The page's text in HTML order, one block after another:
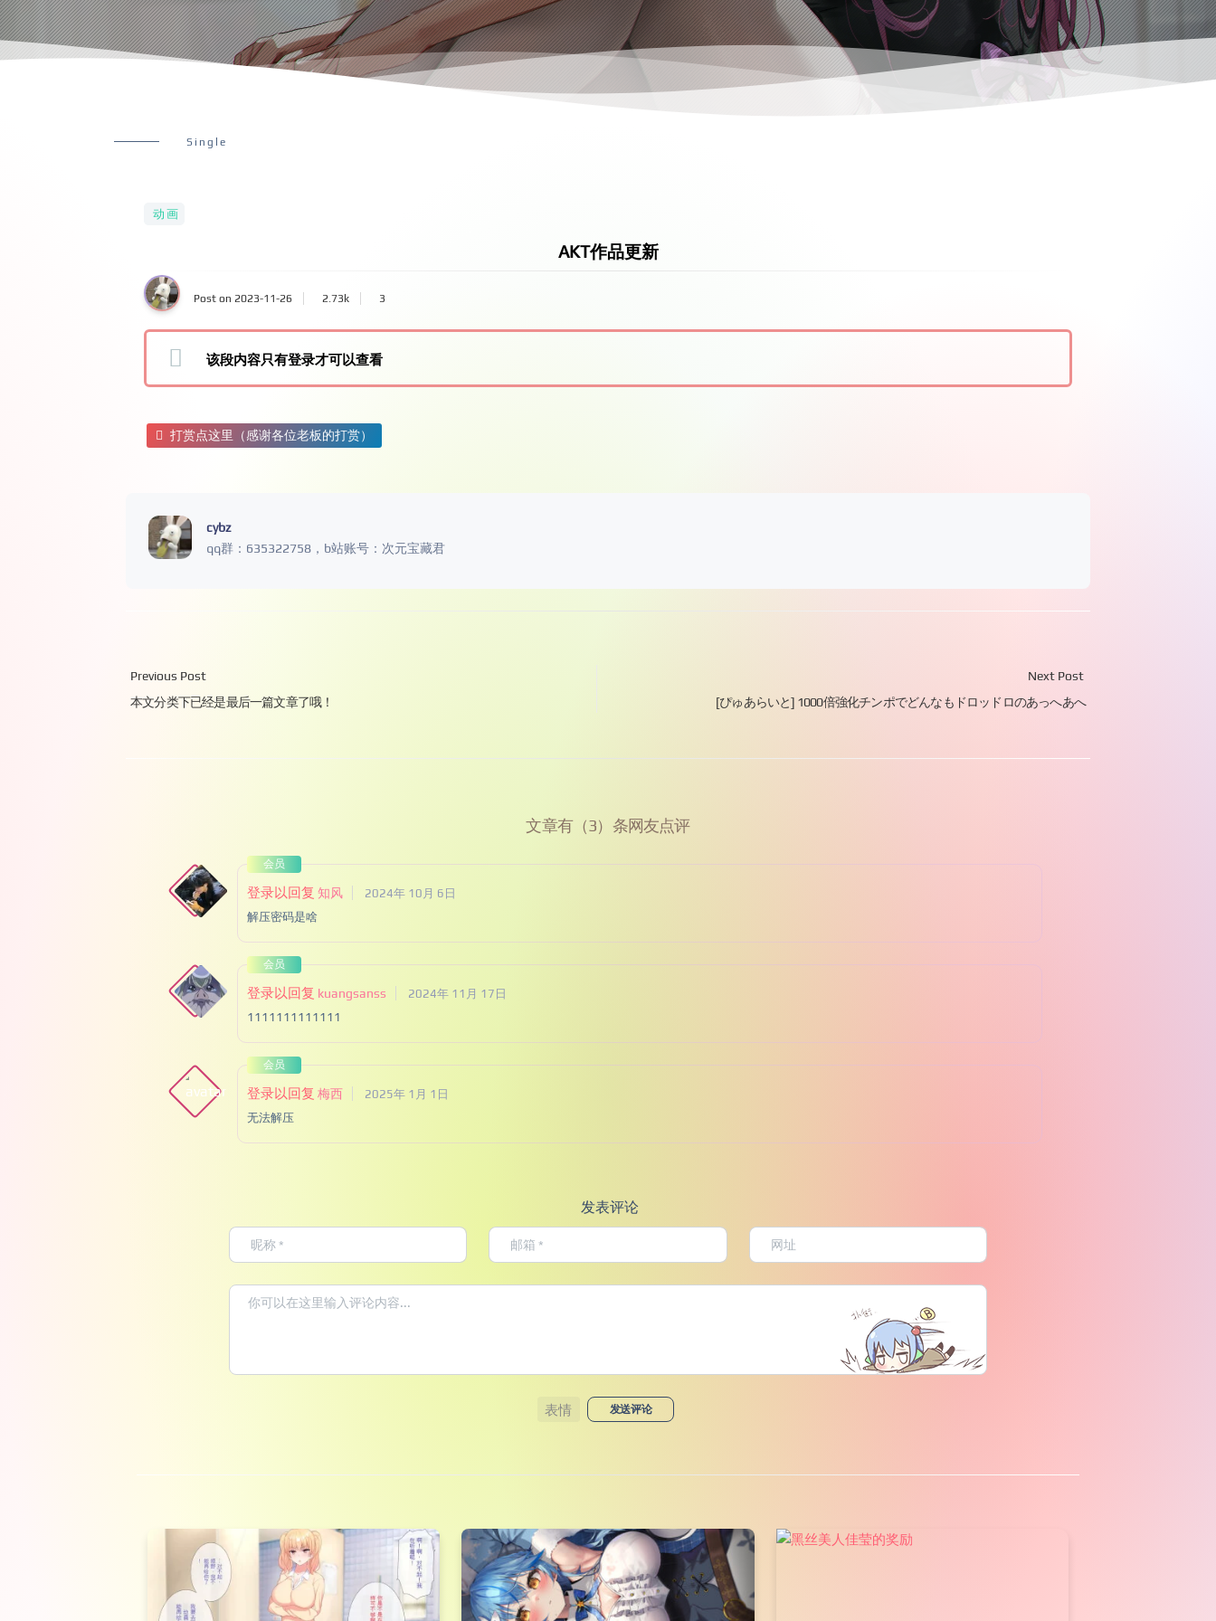
Single
动画
AKT作品更新
Post on 2023-11-26 2.73k 3
该段内容只有登录才可以查看
打赏点这里（感谢各位老板的打赏）
cybz
qq群：635322758，b站账号：次元宝藏君
Previous Post
本文分类下已经是最后一篇文章了哦！
Next Post
[ぴゅあらいと] 1000倍強化チンポでどんなもドロッドロのあっへあへ
文章有（3）条网友点评
会员
登录以回复 知风
2024年 10月 6日
解压密码是啥
会员
登录以回复 kuangsanss
2024年 11月 17日
1111111111111
会员
登录以回复 梅西
2025年 1月 1日
无法解压
发表评论
表情 发送评论